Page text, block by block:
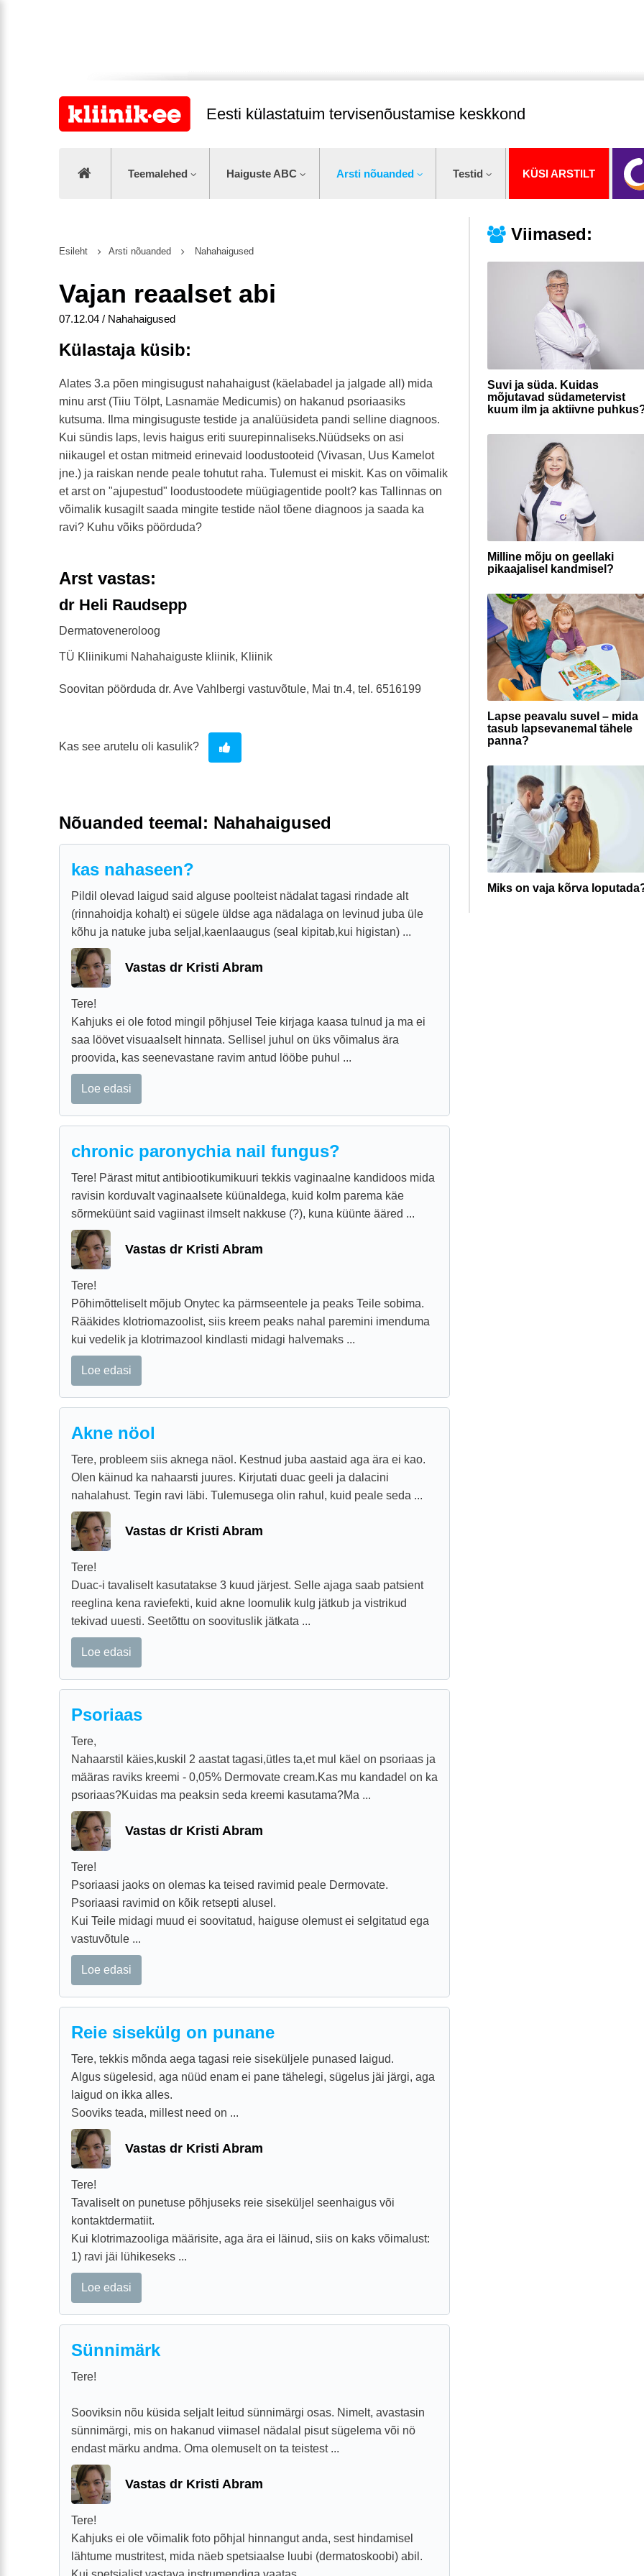
Eesti külastatuim tervisenõustamise keskkond
Teemalehed Haiguste ABC Arsti nõuanded Testid KÜSI ARSTILT
Viimased:
Suvi ja süda. Kuidas
mõjutavad südametervist
kuum ilm ja aktiivne
Milline mõju on geellaki
pikaajalisel kandmisel?
Lapse peavalu suvel – mida
tasub lapsevanemal tähele
panna?
Miks on vaja kõrva
Esileht Arsti nõuanded Nahahaigused
Vajan reaalset abi
07.12.04 / Nahahaigused
Külastaja küsib:
Alates 3.a põen mingisugust nahahaigust (käelabadel ja jalgade all) mida
minu arst (Tiiu Tölpt, Lasnamäe Medicumis) on hakanud psoriaasiks
kutsuma. Ilma mingisuguste testide ja analüüsideta pandi selline diagnoos.
Kui sündis laps, levis haigus eriti suurepinnaliseks.Nüüdseks on asi
niikaugel et ostan mitmeid erinevaid loodustooteid (Vivasan, Uus Kamelot
jne.) ja raiskan nende peale tohutut raha. Tulemust ei miskit. Kas on võimalik
et arst on "ajupestud" loodustoodete müügiagentide poolt? kas Tallinnas on
võimalik kusagilt saada mingite testide näol tõene diagnoos ja saada ka
ravi? Kuhu võiks pöörduda?
Arst vastas:
dr Heli Raudsepp
Dermatoveneroloog
TÜ Kliinikumi Nahahaiguste kliinik, Kliinik
Soovitan pöörduda dr. Ave Vahlbergi vastuvõtule, Mai tn.4, tel. 6516199
Kas see arutelu oli kasulik?
Nõuanded teemal: Nahahaigused
kas nahaseen?
Pildil olevad laigud said alguse poolteist nädalat tagasi rindade alt
(rinnahoidja kohalt) ei sügele üldse aga nädalaga on levinud juba üle
kõhu ja natuke juba seljal,kaenlaaugus (seal kipitab,kui higistan) ...
Vastas dr Kristi Abram
Tere!
Kahjuks ei ole fotod mingil põhjusel Teie kirjaga kaasa tulnud ja ma ei
saa löövet visuaalselt hinnata. Sellisel juhul on üks võimalus ära
proovida, kas seenevastane ravim antud lööbe puhul ...
Loe edasi
chronic paronychia nail fungus?
Tere! Pärast mitut antibiootikumikuuri tekkis vaginaalne kandidoos mida
ravisin korduvalt vaginaalsete küünaldega, kuid kolm parema käe
sõrmeküünt said vagiinast ilmselt nakkuse (?), kuna küünte ääred ...
Vastas dr Kristi Abram
Tere!
Põhimõtteliselt mõjub Onytec ka pärmseentele ja peaks Teile sobima.
Rääkides klotriomazoolist, siis kreem peaks nahal paremini imenduma
kui vedelik ja klotrimazool kindlasti midagi halvemaks ...
Loe edasi
Akne nöol
Tere, probleem siis aknega näol. Kestnud juba aastaid aga ära ei kao.
Olen käinud ka nahaarsti juures. Kirjutati duac geeli ja dalacini
nahalahust. Tegin ravi läbi. Tulemusega olin rahul, kuid peale seda ...
Vastas dr Kristi Abram
Tere!
Duac-i tavaliselt kasutatakse 3 kuud järjest. Selle ajaga saab patsient
reeglina kena raviefekti, kuid akne loomulik kulg jätkub ja vistrikud
tekivad uuesti. Seetõttu on soovituslik jätkata ...
Loe edasi
Psoriaas
Tere,
Nahaarstil käies,kuskil 2 aastat tagasi,ütles ta,et mul käel on psoriaas ja
määras raviks kreemi - 0,05% Dermovate cream.Kas mu kandadel on ka
psoriaas?Kuidas ma peaksin seda kreemi kasutama?Ma ...
Vastas dr Kristi Abram
Tere!
Psoriaasi jaoks on olemas ka teised ravimid peale Dermovate.
Psoriaasi ravimid on kõik retsepti alusel.
Kui Teile midagi muud ei soovitatud, haiguse olemust ei selgitatud ega
vastuvõtule ...
Loe edasi
Reie sisekülg on punane
Tere, tekkis mõnda aega tagasi reie siseküljele punased laigud.
Algus sügelesid, aga nüüd enam ei pane tähelegi, sügelus jäi järgi, aga
laigud on ikka alles.
Sooviks teada, millest need on ...
Vastas dr Kristi Abram
Tere!
Tavaliselt on punetuse põhjuseks reie siseküljel seenhaigus või
kontaktdermatiit.
Kui klotrimazooliga määrisite, aga ära ei läinud, siis on kaks võimalust:
1) ravi jäi lühikeseks ...
Loe edasi
Sünnimärk
Tere!
Sooviksin nõu küsida seljalt leitud sünnimärgi osas. Nimelt, avastasin
sünnimärgi, mis on hakanud viimasel nädalal pisut sügelema või nö
endast märku andma. Oma olemuselt on ta teistest ...
Vastas dr Kristi Abram
Tere!
Kahjuks ei ole võimalik foto põhjal hinnangut anda, sest hindamisel
lähtume mustritest, mida näeb spetsiaalse luubi (dermatoskoobi) abil.